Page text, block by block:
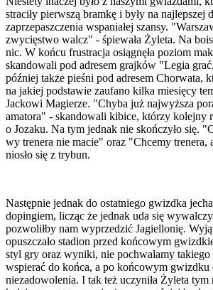
straciły pierwszą bramkę i były na najlepszej
zaprzepaszczenia wspaniałej szansy.
zwycięstwo walcz" - śpiewała Żyleta. Na
nic. W końcu frustracja osiągnęła poziom
skandowali pod adresem grajków "Legia
później także pieśni pod adresem Chorwata,
na jakiej podstawie zaufano kilka miesięcy
Jackowi Magierze. "Chyba już najwyższa
amatora" - skandowali kibice, którzy kolejny
o Jozaku. Na tym jednak nie skończyło się.
wy trenera nie macie" oraz "Chcemy trenera,
niosło się z trybun.
Następnie jednak do ostatniego gwizdka
dopingiem, licząc że jednak uda się
pozwoliłby nam wyprzedzić Jagiellonię.
opuszczało stadion przed końcowym
styl gry oraz wyniki, nie pochwalamy takiego
wspierać do końca, a po końcowym gwizdku
niezadowolenia. I tak też uczyniła Żyleta tym